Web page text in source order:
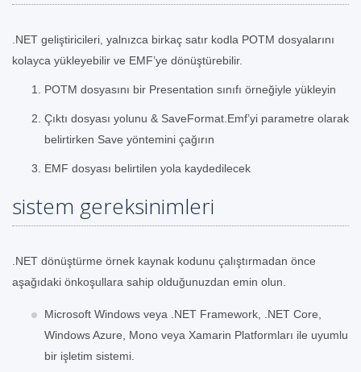
.NET geliştiricileri, yalnızca birkaç satır kodla POTM dosyalarını
kolayca yükleyebilir ve EMF’ye dönüştürebilir.
POTM dosyasını bir Presentation sınıfı örneğiyle yükleyin
Çıktı dosyası yolunu & SaveFormat.Emf’yi parametre olarak
belirtirken Save yöntemini çağırın
EMF dosyası belirtilen yola kaydedilecek
sistem gereksinimleri
.NET dönüştürme örnek kaynak kodunu çalıştırmadan önce
aşağıdaki önkoşullara sahip olduğunuzdan emin olun.
Microsoft Windows veya .NET Framework, .NET Core,
Windows Azure, Mono veya Xamarin Platformları ile uyumlu
bir işletim sistemi.